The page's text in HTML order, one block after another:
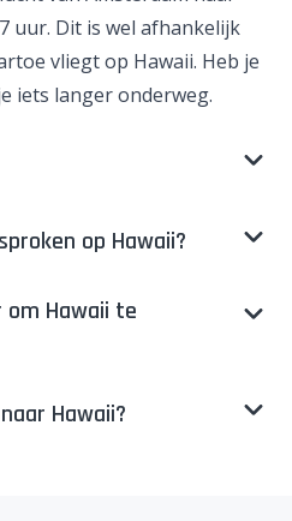
uur. Dit is wel afhankelijk
vliegt op Hawaii. Heb je
iets langer onderweg.
op Hawaii?
Hawaii te
Hawaii?